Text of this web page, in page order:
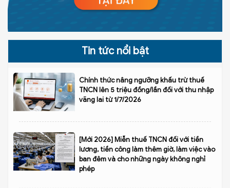
Tin tức nổi bật
Chính thức nâng ngưỡng khấu trừ thuế
TNCN lên 5 triệu đồng/lần đối với thu nhập
vãng lai từ 1/7/2026
[Mới 2026] Miễn thuế TNCN đối với tiền
lương, tiền công làm thêm giờ, làm việc vào
ban đêm và cho những ngày không nghỉ
phép